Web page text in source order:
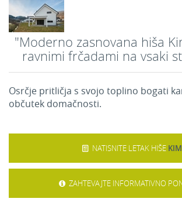
"Moderno zasnovana hiša
ravnimi frčadami na vsaki
Osrčje pritličja s svojo toplino bogati
občutek domačnosti.
NATISNITE LETAK HIŠE KIM
ZAHTEVAJTE INFORMATIVNO